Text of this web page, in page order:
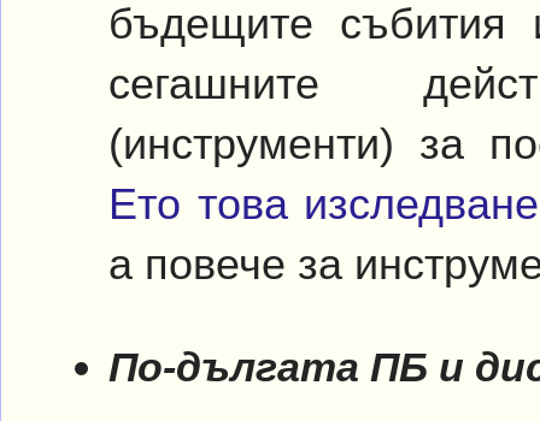
бъдещите събития
сегашните
(инструменти) за
Ето това изследване
а повече за
По-дългата ПБ и